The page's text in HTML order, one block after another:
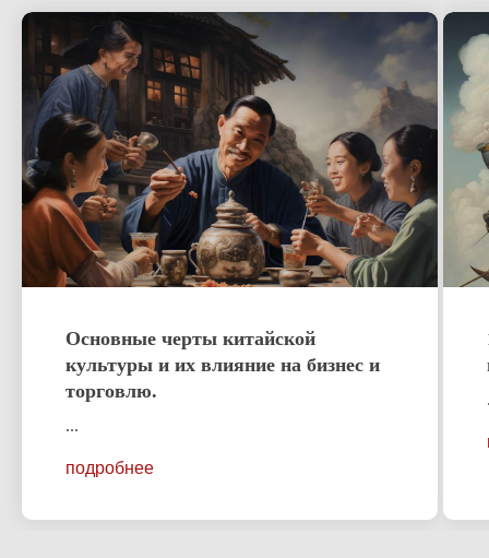
Основные черты китайской
культуры и их влияние на бизнес и
торговлю.
...
подробнее